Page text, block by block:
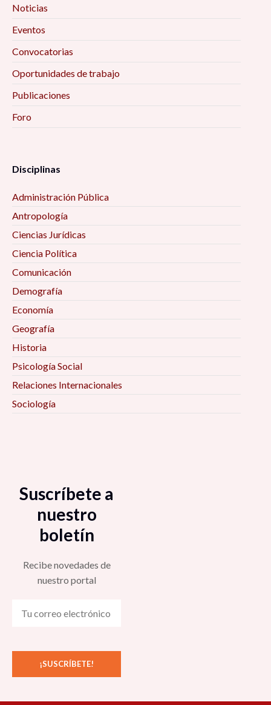
Noticias
Eventos
Convocatorias
Oportunidades de trabajo
Publicaciones
Foro
Disciplinas
Administración Pública
Antropología
Ciencias Jurídicas
Ciencia Política
Comunicación
Demografía
Economía
Geografía
Historia
Psicología Social
Relaciones Internacionales
Sociología
Suscríbete a
nuestro
boletín
Recibe novedades de
nuestro portal